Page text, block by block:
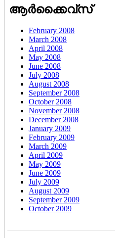
ആര്‍ക്കൈവ്സ്
February 2008
March 2008
April 2008
May 2008
June 2008
July 2008
August 2008
September 2008
October 2008
November 2008
December 2008
January 2009
February 2009
March 2009
April 2009
May 2009
June 2009
July 2009
August 2009
September 2009
October 2009